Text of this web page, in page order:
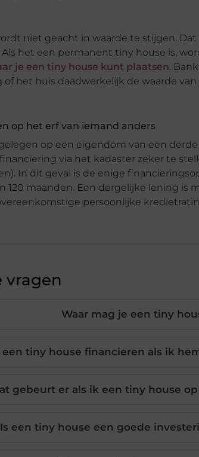
niet geacht in waarde te stijgen.
het een permanent tiny house is,
je een tiny house kunt plaatsen.
of het huis daadwerkelijk de waarde
op het erf van iemand anders
op een eigendom van een
via het kadaster zeker te
In dit geval is de enige
120 maanden. Een dergelijke lening
persoonlijke
vragen
Waar mag je een tiny
een tiny house financieren als ik
gebeurt er als ik een tiny house
Is een tiny house een goede